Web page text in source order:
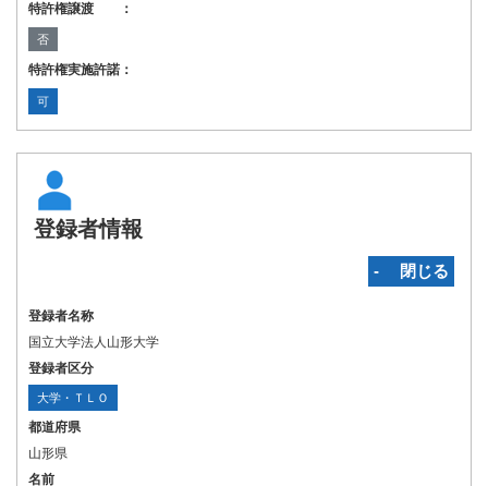
特許権譲渡 ：
否
特許権実施許諾：
可
登録者情報
‐ 閉じる
登録者名称
国立大学法人山形大学
登録者区分
大学・ＴＬＯ
都道府県
山形県
名前